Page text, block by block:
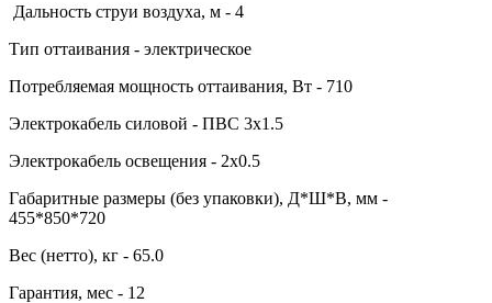
Дальность струи воздуха, м - 4
Тип оттаивания - электрическое
Потребляемая мощность оттаивания, Вт - 710
Электрокабель силовой - ПВС 3х1.5
Электрокабель освещения - 2х0.5
Габаритные размеры (без упаковки), Д*Ш*В, мм -
455*850*720
Вес (нетто), кг - 65.0
Гарантия, мес - 12